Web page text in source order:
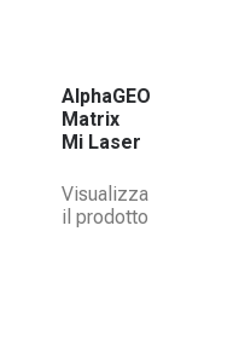
AlphaGEO
Matrix
Mi Laser
Visualizza
il prodotto